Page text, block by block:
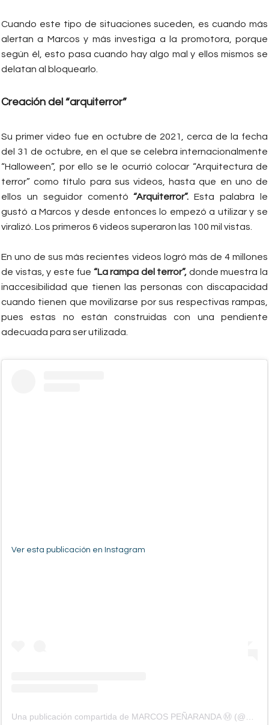
Cuando este tipo de situaciones suceden, es cuando más
alertan a Marcos y más investiga a la promotora, porque
según él, esto pasa cuando hay algo mal y ellos mismos se
delatan al bloquearlo.
Creación del “arquiterror”
Su primer video fue en octubre de 2021, cerca de la fecha
del 31 de octubre, en el que se celebra internacionalmente
“Halloween”, por ello se le ocurrió colocar “Arquitectura de
terror” como título para sus videos, hasta que en uno de
ellos un seguidor comentó“Arquiterror”. Esta palabra le
gustó a Marcos y desde entonces lo empezó a utilizar y se
viralizó. Los primeros 6 videos superaron las 100 mil vistas.
En uno de sus más recientes videos logró más de 4 millones
de vistas, y este fue “La rampa del terror”, donde muestra la
inaccesibilidad que tienen las personas con discapacidad
cuando tienen que movilizarse por sus respectivas rampas,
pues estas no están construidas con una pendiente
adecuada para ser utilizada.
Ver esta publicación en Instagram